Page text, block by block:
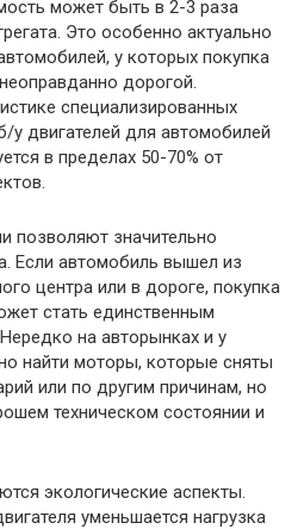
может быть в 2-3 раза
Это особенно актуально
у которых покупка
дорогой.
специализированных
у двигателей для автомобилей
в пределах 50-70% от
позволяют значительно
Если автомобиль вышел из
центра или в дороге, покупка
стать единственным
на авторынках и у
найти моторы, которые сняты
или по другим причинам, но
техническом состоянии и
экологические аспекты.
уменьшается нагрузка